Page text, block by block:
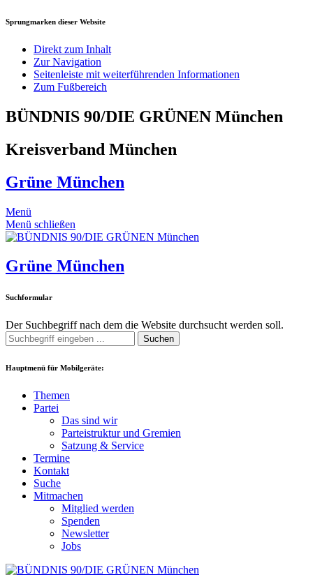
Sprungmarken dieser Website
Direkt zum Inhalt
Zur Navigation
Seitenleiste mit weiterführenden Informationen
Zum Fußbereich
BÜNDNIS 90/DIE GRÜNEN München
Kreisverband München
Grüne München
Menü
Menü schließen
Grüne München
Suchformular
Der Suchbegriff nach dem die Website durchsucht werden soll.
Suchen
Hauptmenü für Mobilgeräte:
Themen
Partei
Das sind wir
Parteistruktur und Gremien
Satzung & Service
Termine
Kontakt
Suche
Mitmachen
Mitglied werden
Spenden
Newsletter
Jobs